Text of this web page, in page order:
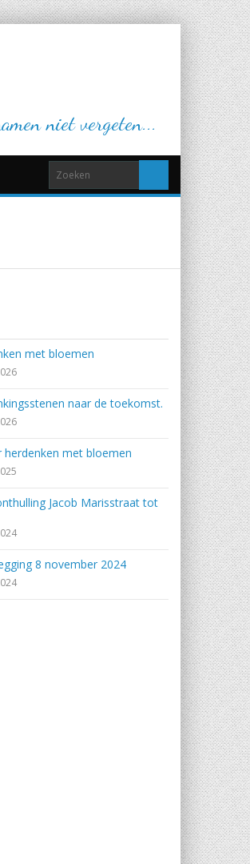
niet vergeten...
met bloemen
naar de toekomst.
herdenken met bloemen
Jacob Marisstraat tot
8 november 2024